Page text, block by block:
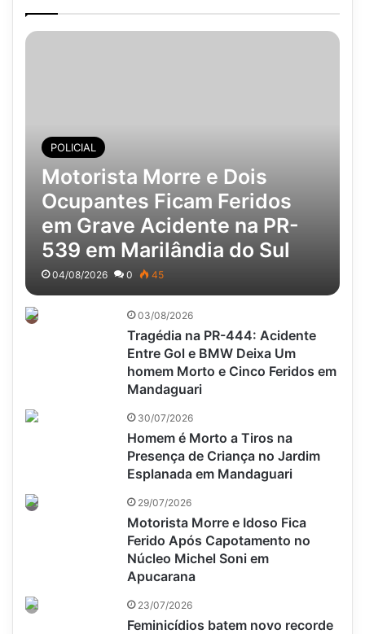
POLICIAL
Motorista Morre e Dois
Ocupantes Ficam Feridos
em Grave Acidente na PR-
539 em Marilândia do Sul
04/08/2026 0 45
03/08/2026
Tragédia na PR-444: Acidente
Entre Gol e BMW Deixa Um
homem Morto e Cinco Feridos em
Mandaguari
30/07/2026
Homem é Morto a Tiros na
Presença de Criança no Jardim
Esplanada em Mandaguari
29/07/2026
Motorista Morre e Idoso Fica
Ferido Após Capotamento no
Núcleo Michel Soni em
Apucarana
23/07/2026
Feminicídios batem novo recorde